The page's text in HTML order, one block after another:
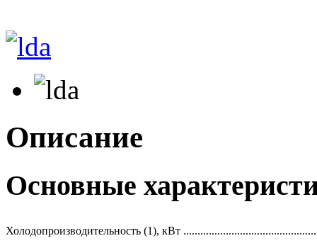
Описание
Основные
Холодопроизводительность (1), кВт